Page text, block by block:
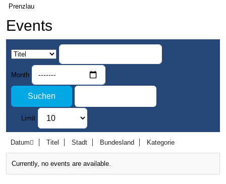
Prenzlau
Events
Month
Suchen
Limit
Datum Titel Stadt Bundesland Kategorie
Currently, no events are available.